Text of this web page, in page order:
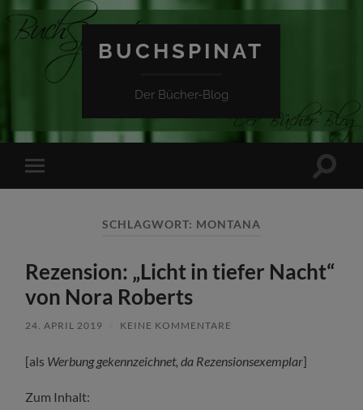
BUCHSPINAT
Der Bücher-Blog
Mobile-
Menü
SCHLAGWORT: MONTANA
Rezension: „Licht in tiefer Nacht“
von Nora Roberts
24. APRIL 2019 KEINE KOMMENTARE
[als Werbung gekennzeichnet, da Rezensionsexemplar]
Zum Inhalt: